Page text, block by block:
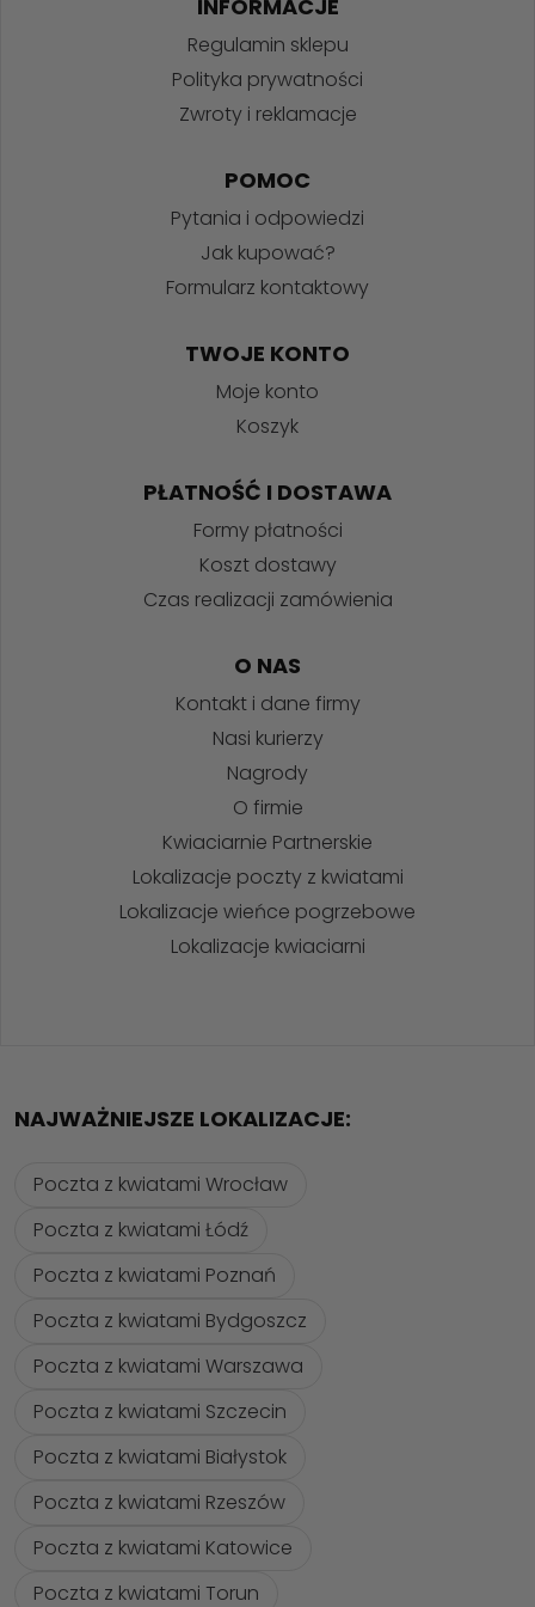
INFORMACJE
Regulamin sklepu
Polityka prywatności
Zwroty i reklamacje
POMOC
Pytania i odpowiedzi
Jak kupować?
Formularz kontaktowy
TWOJE KONTO
Moje konto
Koszyk
PŁATNOŚĆ I DOSTAWA
Formy płatności
Koszt dostawy
Czas realizacji zamówienia
O NAS
Kontakt i dane firmy
Nasi kurierzy
Nagrody
O firmie
Kwiaciarnie Partnerskie
Lokalizacje poczty z kwiatami
Lokalizacje wieńce pogrzebowe
Lokalizacje kwiaciarni
NAJWAŻNIEJSZE LOKALIZACJE:
Poczta z kwiatami Wrocław
Poczta z kwiatami Łódź
Poczta z kwiatami Poznań
Poczta z kwiatami Bydgoszcz
Poczta z kwiatami Warszawa
Poczta z kwiatami Szczecin
Poczta z kwiatami Białystok
Poczta z kwiatami Rzeszów
Poczta z kwiatami Katowice
Poczta z kwiatami Torun